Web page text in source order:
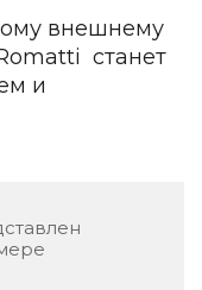
внешнему
станет
и